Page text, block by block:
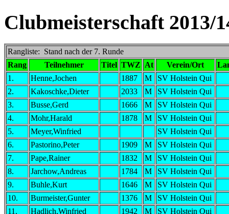
Clubmeisterschaft 2013/
Rangliste: Stand nach der 7. Runde
Rang
Teilnehmer Titel TWZ At Verein/Ort
1.
Henne,Jochen 1887 M
SV Holstein Qui
2.
Kakoschke,Dieter 2033 M
SV Holstein Qui
3.
Busse,Gerd 1666 M
SV Holstein Qui
4.
Mohr,Harald 1878 M
SV Holstein Qui
5.
Meyer,Winfried
SV Holstein Qui
6.
Pastorino,Peter 1909 M
SV Holstein Qui
7.
Pape,Rainer 1832 M
SV Holstein Qui
8.
Jarchow,Andreas 1784 M
SV Holstein Qui
9.
Buhle,Kurt 1646 M
SV Holstein Qui
10.
Burmeister,Gunter 1376 M
SV Holstein Qui
11.
Hadlich,Winfried 1942 M SV Holstein Qui